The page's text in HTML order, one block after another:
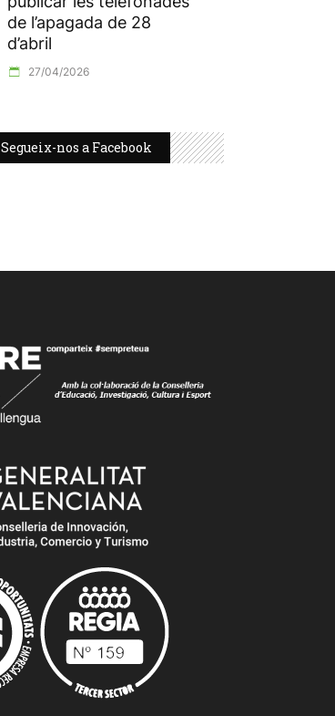
de l’apagada de 28
d’abril
27/04/2026
Segueix-nos a Facebook